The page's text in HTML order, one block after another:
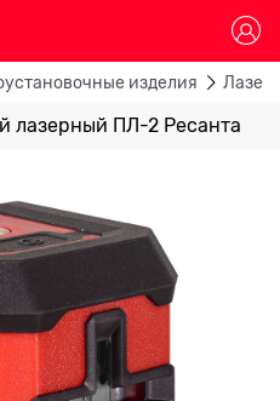
изделия
лазерный ПЛ-2 Ресанта